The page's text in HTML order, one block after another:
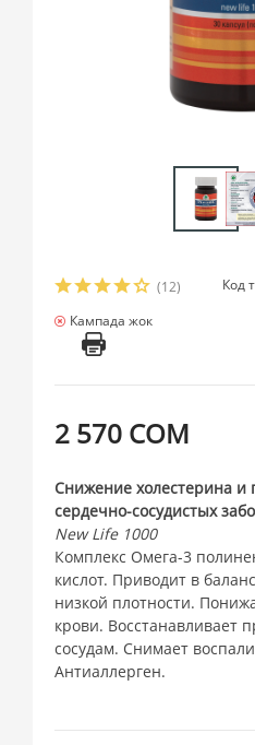
(12)
Код
Кампада жок
2 570 СОМ
Снижение холестерина и
сердечно-сосудистых
New Life 1000
Комплекс Омега-3
кислот. Приводит в
низкой плотности.
крови. Восстанавливает
сосудам. Снимает
Антиаллерген.